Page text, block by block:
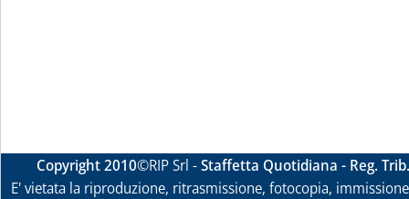
Copyright 2010©RIP Srl -Staffetta Quotidiana - Reg.
E' vietata la riproduzione, ritrasmissione, fotocopia,